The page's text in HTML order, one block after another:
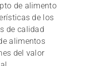
de alimento
de los
de calidad
alimentos
del valor